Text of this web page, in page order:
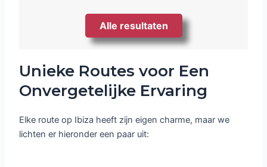
Alle resultaten
Unieke Routes voor Een
Onvergetelijke Ervaring
Elke route op Ibiza heeft zijn eigen charme, maar we
lichten er hieronder een paar uit: